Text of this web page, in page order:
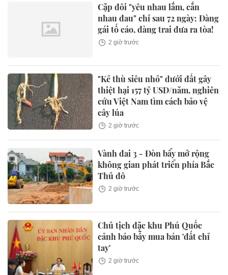
Cặp đôi "yêu nhau lắm, cắn
nhau đau" chỉ sau 72 ngày: Đàng
gái tố cáo, đàng trai đưa ra tòa!
2 giờ trước
"Kẻ thù siêu nhỏ" dưới đất gây
thiệt hại 157 tỷ USD/năm, nghiên
cứu Việt Nam tìm cách bảo vệ
cây lúa
2 giờ trước
Vành đai 3 - Đòn bẩy mở rộng
không gian phát triển phía Bắc
Thủ đô
2 giờ trước
Chủ tịch đặc khu Phú Quốc
cảnh báo bẫy mua bán 'đất chỉ
tay'
2 giờ trước